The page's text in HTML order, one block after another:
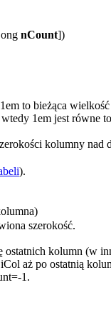
nCount])
1em to bieżąca
wtedy 1em jest równe to
kolumny
).
szerokość.
ostatnich kolumn (w
iCol aż po ostatnią
1 .